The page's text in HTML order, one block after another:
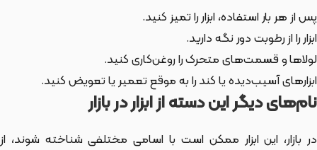
پس از هر بار استفاده، ابزار را تمیز کنید.
ابزار را از رطوبت دور نگه دارید.
لولاها و قسمت‌های متحرک را روغن‌کاری کنید.
ابزارهای آسیب‌دیده یا کند را به موقع تعمیر یا تعویض کنید.
نام‌های دیگر این دسته از ابزار در بازار
در بازار، این ابزار ممکن است با اسامی مختلفی شناخته شوند، از